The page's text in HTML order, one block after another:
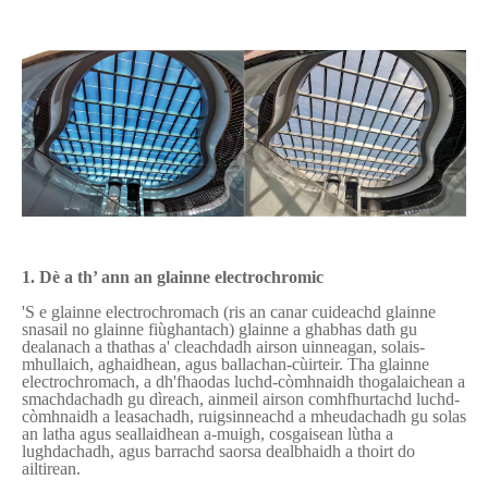
1. Dè a th’ ann an glainne electrochromic
'S e glainne electrochromach (ris an canar cuideachd glainne
snasail no glainne fiùghantach) glainne a ghabhas dath gu
dealanach a thathas a' cleachdadh airson uinneagan, solais-
mhullaich, aghaidhean, agus ballachan-cùirteir. Tha glainne
electrochromach, a dh'fhaodas luchd-còmhnaidh thogalaichean a
smachdachadh gu dìreach, ainmeil airson comhfhurtachd luchd-
còmhnaidh a leasachadh, ruigsinneachd a mheudachadh gu solas
an latha agus seallaidhean a-muigh, cosgaisean lùtha a
lughdachadh, agus barrachd saorsa dealbhaidh a thoirt do
ailtirean.